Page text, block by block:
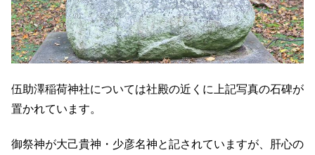
伍助澤稲荷神社については社殿の近くに上記写真の石碑が
置かれています。
御祭神が大己貴神・少彦名神と記されていますが、肝心の